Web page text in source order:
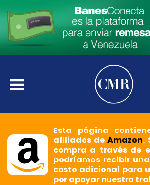
Esta página
afiliados deAmazon.
compra a través de
podríamos recibir
costo adicional para
por apoyar nuestro